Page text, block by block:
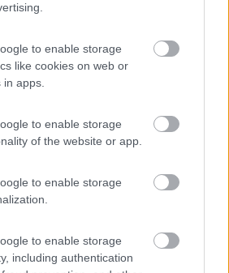
to enable storage
like cookies on web or
apps.
to enable storage
of the website or app.
to enable storage
to enable storage
including authentication
naldorm
fa quando lo acquistai ma non li
alle:07:01:05
quando lo acquistai ma non li trovai.Adesso